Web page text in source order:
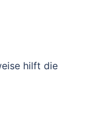
hilft die